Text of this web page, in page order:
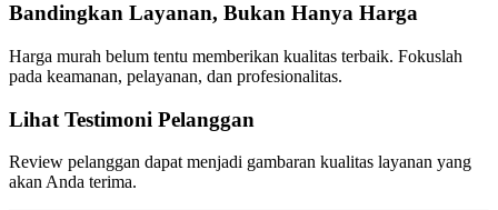
Bandingkan Layanan, Bukan Hanya Harga
Harga murah belum tentu memberikan kualitas terbaik. Fokuslah
pada keamanan, pelayanan, dan profesionalitas.
Lihat Testimoni Pelanggan
Review pelanggan dapat menjadi gambaran kualitas layanan yang
akan Anda terima.